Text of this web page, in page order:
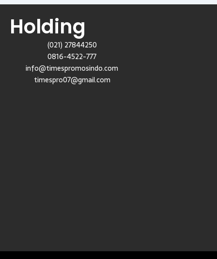
Holding
(021) 27844250
0816-4522-777
info@timespromosindo.com
timespro07@gmail.com